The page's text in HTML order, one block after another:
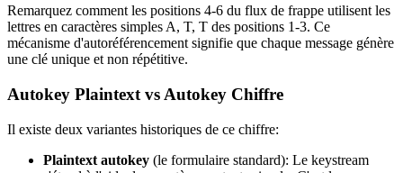
Remarquez comment les positions 4-6 du flux de frappe utilisent les
lettres en caractères simples A, T, T des positions 1-3. Ce
mécanisme d'autoréférencement signifie que chaque message génère
une clé unique et non répétitive.
Autokey Plaintext vs Autokey Chiffre
Il existe deux variantes historiques de ce chiffre:
Plaintext autokey (le formulaire standard): Le keystream